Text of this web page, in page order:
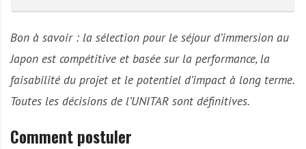
Bon à savoir : la sélection pour le séjour d’immersion au
Japon est compétitive et basée sur la performance, la
faisabilité du projet et le potentiel d’impact à long terme.
Toutes les décisions de l’UNITAR sont définitives.
Comment postuler